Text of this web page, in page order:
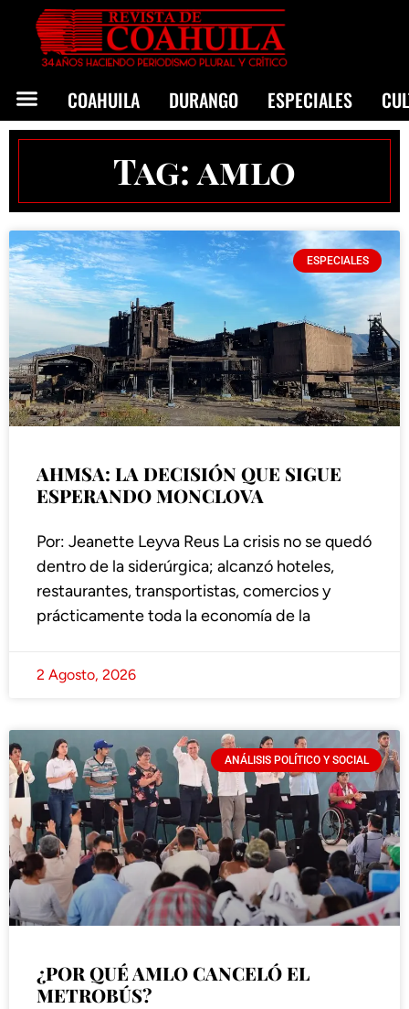
COAHUILA DURANGO ESPECIALES
Tag: amlo
ESPECIALES
AHMSA: LA DECISIÓN QUE SIGUE
ESPERANDO MONCLOVA
Por: Jeanette Leyva Reus La crisis no se quedó
dentro de la siderúrgica; alcanzó hoteles,
restaurantes, transportistas, comercios y
prácticamente toda la economía de la
2 Agosto, 2026
ANÁLISIS POLÍTICO Y SOCIAL
¿POR QUÉ AMLO CANCELÓ EL
METROBÚS?